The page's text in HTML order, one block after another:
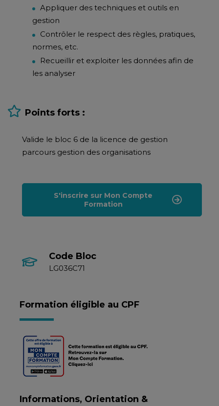
Appliquer des techniques et outils en
gestion
Contrôler le respect des règles, pratiques,
normes, etc.
Recueillir et exploiter les données afin de
les analyser
Points forts :
Valide le bloc 6 de la licence de gestion
parcours gestion des organisations
S'inscrire sur Mon Compte
Formation
Code Bloc
LG036C71
Formation éligible au CPF
Informations, Orientation &